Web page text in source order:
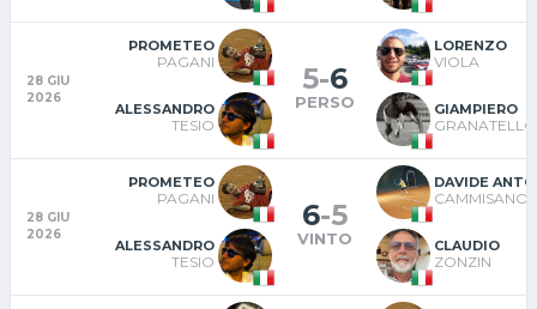
28 GIU
2026
PROMETEO
PAGANI
ALESSANDRO
TESIO
5-6
PERSO
LORENZO
VIOLA
GIAMPIERO
GRANATELLO
28 GIU
2026
PROMETEO
PAGANI
ALESSANDRO
TESIO
6-5
VINTO
DAVIDE
CAMMISANO
CLAUDIO
ZONZIN